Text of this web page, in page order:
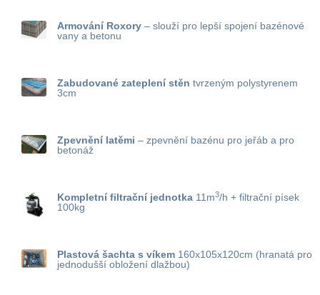
Armování Roxory – slouží pro lepší spojení bazénové
vany a betonu
Zabudované zateplení stěn tvrzeným polystyrenem
3cm
Zpevnění latěmi – zpevnění bazénu pro jeřáb a pro
betonáž
Kompletní filtrační jednotka 11m3/h + filtrační písek
100kg
Plastová šachta s víkem 160x105x120cm (hranatá pro
jednodušší obložení dlažbou)